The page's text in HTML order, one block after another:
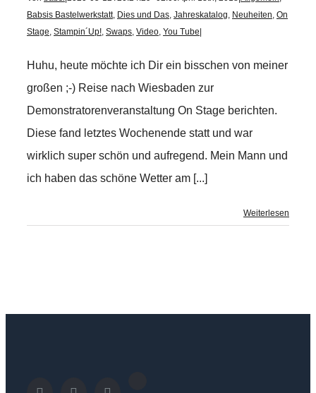
Babsis Bastelwerkstatt, Dies und Das, Jahreskatalog, Neuheiten, On
Stage, Stampin´Up!, Swaps, Video, You Tube
Huhu, heute möchte ich Dir ein bisschen von meiner
großen ;-) Reise nach Wiesbaden zur
Demonstratorenveranstaltung On Stage berichten.
Diese fand letztes Wochenende statt und war
wirklich super schön und aufregend. Mein Mann und
ich haben das schöne Wetter am [...]
Weiterlesen